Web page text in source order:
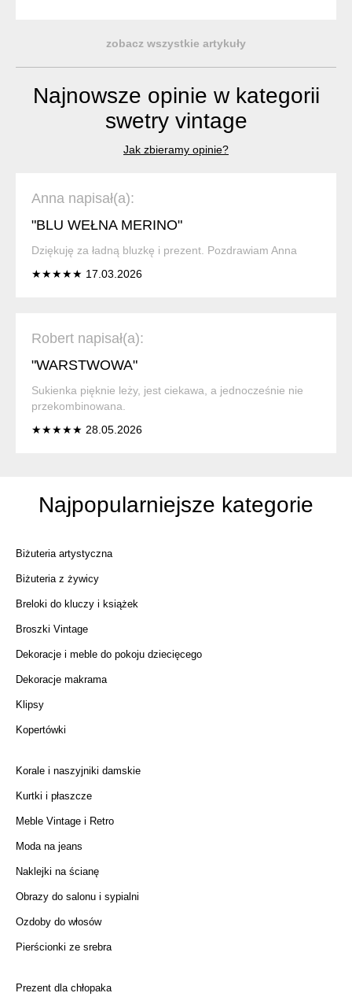
zobacz wszystkie artykuły
Najnowsze opinie w kategorii
swetry vintage
Jak zbieramy opinie?
Anna napisał(a):
"BLU WEŁNA MERINO"
Dziękuję za ładną bluzkę i prezent. Pozdrawiam Anna
★★★★★ 17.03.2026
Robert napisał(a):
"WARSTWOWA"
Sukienka pięknie leży, jest ciekawa, a jednocześnie nie
przekombinowana.
★★★★★ 28.05.2026
Najpopularniejsze kategorie
Biżuteria artystyczna
Biżuteria z żywicy
Breloki do kluczy i książek
Broszki Vintage
Dekoracje i meble do pokoju dziecięcego
Dekoracje makrama
Klipsy
Kopertówki
Korale i naszyjniki damskie
Kurtki i płaszcze
Meble Vintage i Retro
Moda na jeans
Naklejki na ścianę
Obrazy do salonu i sypialni
Ozdoby do włosów
Pierścionki ze srebra
Prezent dla chłopaka